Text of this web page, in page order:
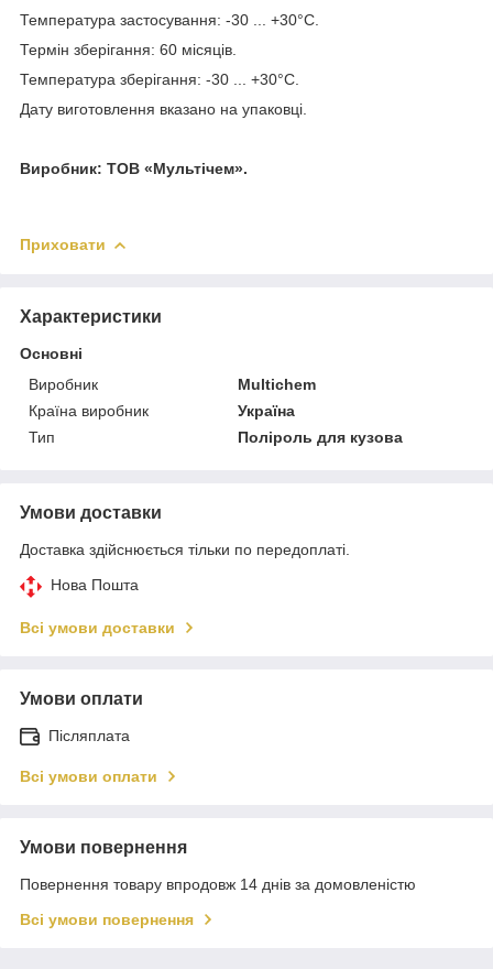
Температура застосування: -30 ... +30°С.
Термін зберігання: 60 місяців.
Температура зберігання: -30 ... +30°С.
Дату виготовлення вказано на упаковці.
Виробник: ТОВ «Мультічем».
Приховати
Характеристики
Основні
Виробник
Multichem
Країна виробник
Україна
Тип
Поліроль для кузова
Умови доставки
Доставка здійснюється тільки по передоплаті.
Нова Пошта
Всі умови доставки
Умови оплати
Післяплата
Всі умови оплати
Умови повернення
Повернення товару впродовж 14 днів за домовленістю
Всі умови повернення